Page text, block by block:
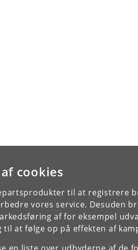
cookies
til at registrere
vores service. Desuden
af for eksempel
at følge op på effekten af